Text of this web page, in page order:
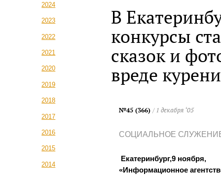
2024
2023
2022
2021
2020
2019
2018
2017
2016
2015
2014
В
конкурсы
сказок и
вреде
№45 (366) / 1 декабря ‘05
СОЦИАЛЬНОЕ
Екатеринбург,9 ноября,
«Информационное